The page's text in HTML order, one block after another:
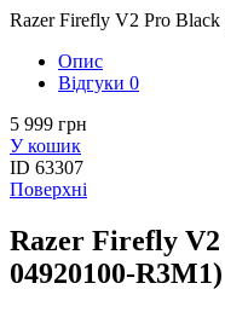
Razer Firefly V2 Pro
Опис
Вiдгуки 0
5 999 грн
У кошик
ID 63307
Поверхні
Razer Firefly
04920100-R3M1)